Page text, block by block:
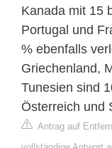
Kanada mit 15
Portugal und
% ebenfalls
Griechenland,
Tunesien sind
Österreich und
Antrag auf